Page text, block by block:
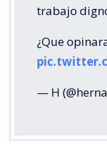
trabajo
¿Que
— H